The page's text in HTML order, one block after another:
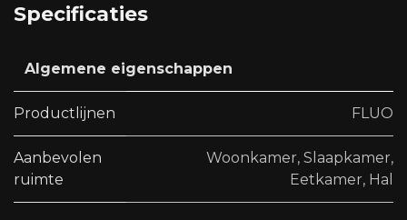
Specificaties
Algemene eigenschappen
Productlijnen FLUO
Aanbevolen
ruimte
Woonkamer, Slaapkamer,
Eetkamer, Hal